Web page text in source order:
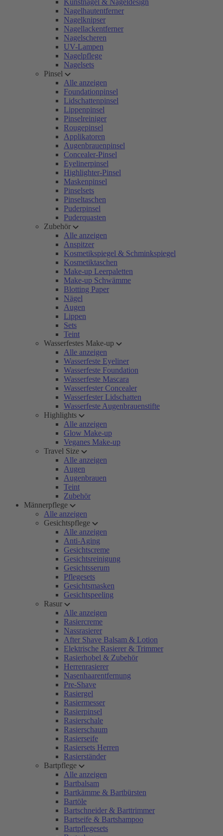
Kunstnägel & Nageldesign
Nagelhautentferner
Nagelknipser
Nagellackentferner
Nagelscheren
UV-Lampen
Nagelpflege
Nagelsets
Pinsel
Alle anzeigen
Foundationpinsel
Lidschattenpinsel
Lippenpinsel
Pinselreiniger
Rougepinsel
Applikatoren
Augenbrauenpinsel
Concealer-Pinsel
Eyelinerpinsel
Highlighter-Pinsel
Maskenpinsel
Pinselsets
Pinseltaschen
Puderpinsel
Puderquasten
Zubehör
Alle anzeigen
Anspitzer
Kosmetikspiegel & Schminkspiegel
Kosmetiktaschen
Make-up Leerpaletten
Make-up Schwämme
Blotting Paper
Nägel
Augen
Lippen
Sets
Teint
Wasserfestes Make-up
Alle anzeigen
Wasserfeste Eyeliner
Wasserfeste Foundation
Wasserfeste Mascara
Wasserfester Concealer
Wasserfester Lidschatten
Wasserfeste Augenbrauenstifte
Highlights
Alle anzeigen
Glow Make-up
Veganes Make-up
Travel Size
Alle anzeigen
Augen
Augenbrauen
Teint
Zubehör
Männerpflege
Alle anzeigen
Gesichtspflege
Alle anzeigen
Anti-Aging
Gesichtscreme
Gesichtsreinigung
Gesichtsserum
Pflegesets
Gesichtsmasken
Gesichtspeeling
Rasur
Alle anzeigen
Rasiercreme
Nassrasierer
After Shave Balsam & Lotion
Elektrische Rasierer & Trimmer
Rasierhobel & Zubehör
Herrenrasierer
Nasenhaarentfernung
Pre-Shave
Rasiergel
Rasiermesser
Rasierpinsel
Rasierschale
Rasierschaum
Rasierseife
Rasiersets Herren
Rasierständer
Bartpflege
Alle anzeigen
Bartbalsam
Bartkämme & Bartbürsten
Bartöle
Bartschneider & Barttrimmer
Bartseife & Bartshampoo
Bartpflegesets